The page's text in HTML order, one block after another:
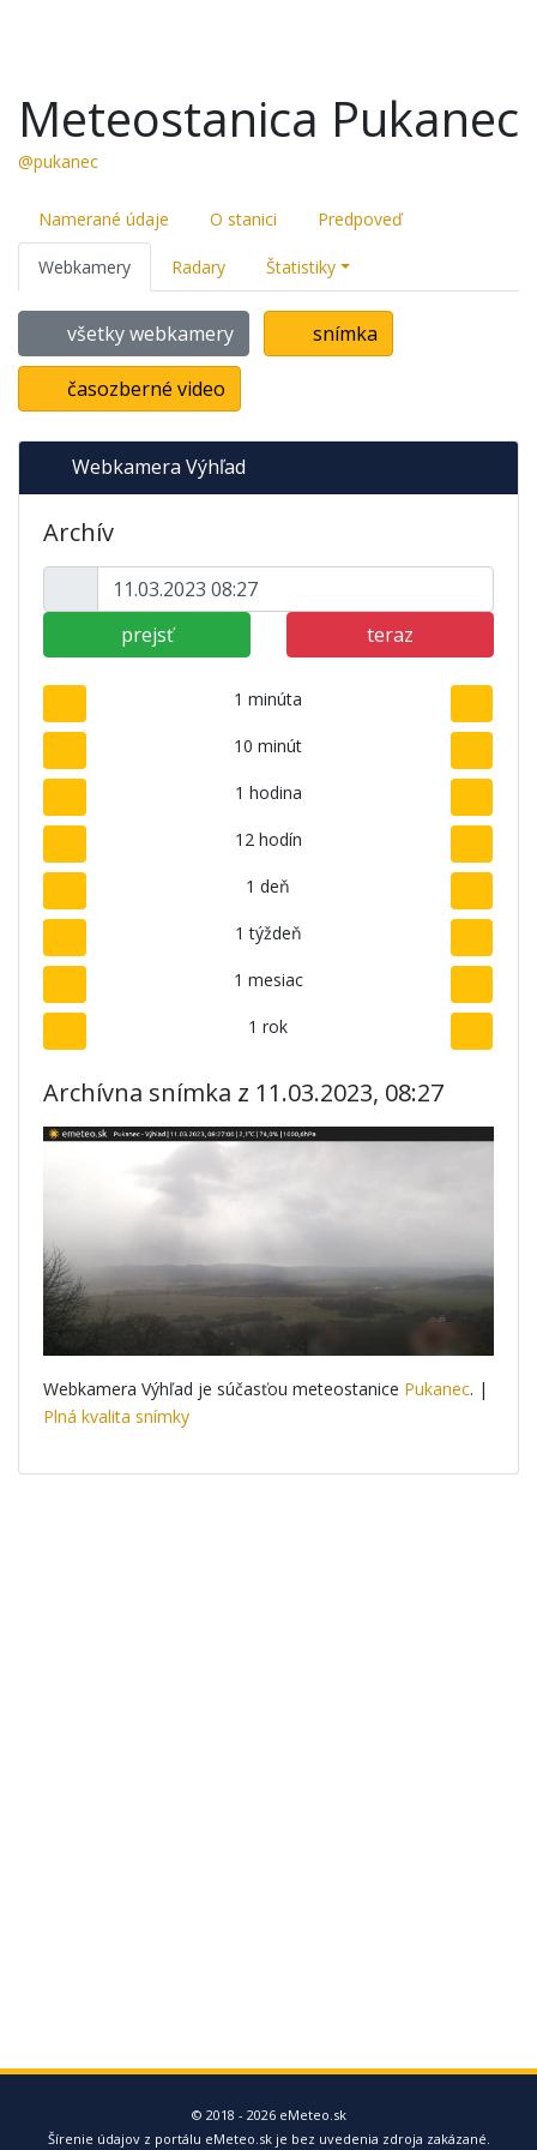
Meteostanica Pukanec
@pukanec
Namerané údaje O stanici Predpoveď
Webkamery Radary Štatistiky
všetky webkamery snímka
časozberné video
Webkamera Výhľad
Archív
prejsť teraz
1 minúta
10 minút
1 hodina
12 hodín
1 deň
1 týždeň
1 mesiac
1 rok
Archívna snímka z 11.03.2023, 08:27
Webkamera Výhľad je súčasťou meteostanice Pukanec. |
Plná kvalita snímky
© 2018 - 2026 eMeteo.sk
Šírenie údajov z portálu eMeteo.sk je bez uvedenia zdroja zakázané.